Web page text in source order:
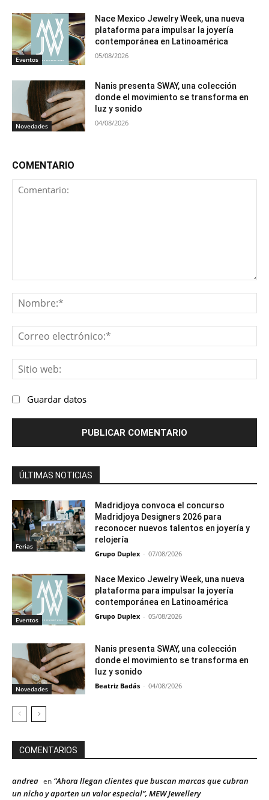
Eventos
Nace Mexico Jewelry Week, una nueva
plataforma para impulsar la joyería
contemporánea en Latinoamérica
05/08/2026
Novedades
Nanis presenta SWAY, una colección
donde el movimiento se transforma en
luz y sonido
04/08/2026
COMENTARIO
Guardar datos
ÚLTIMAS NOTICIAS
Ferias
Madridjoya convoca el concurso
Madridjoya Designers 2026 para
reconocer nuevos talentos en joyería y
relojería
Grupo Duplex - 07/08/2026
Eventos
Nace Mexico Jewelry Week, una nueva
plataforma para impulsar la joyería
contemporánea en Latinoamérica
Grupo Duplex - 05/08/2026
Novedades
Nanis presenta SWAY, una colección
donde el movimiento se transforma en
luz y sonido
Beatriz Badás - 04/08/2026
COMENTARIOS
andrea en “Ahora llegan clientes que buscan marcas que cubran
un nicho y aporten un valor especial”, MEW Jewellery